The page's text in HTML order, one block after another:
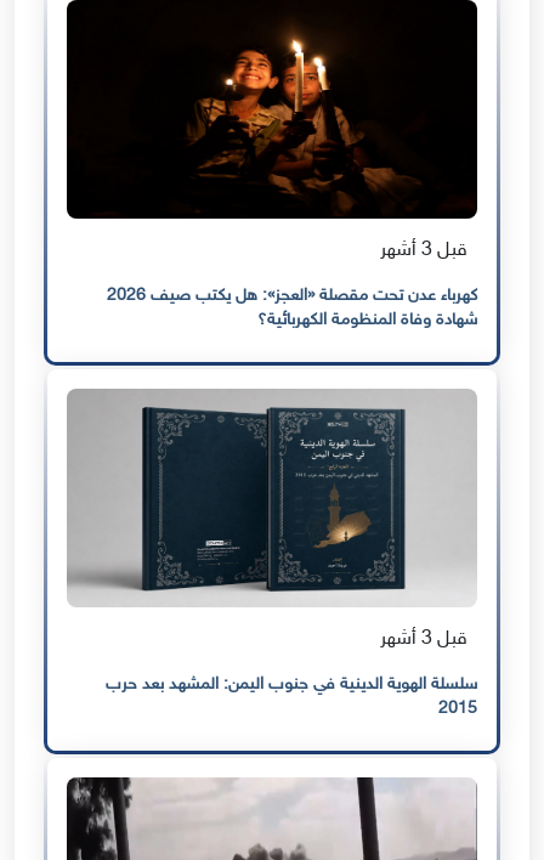
قبل 3 أشهر
كهرباء عدن تحت مقصلة «العجز»: هل يكتب صيف 2026
شهادة وفاة المنظومة الكهربائية؟
قبل 3 أشهر
سلسلة الهوية الدينية في جنوب اليمن: المشهد بعد حرب
2015